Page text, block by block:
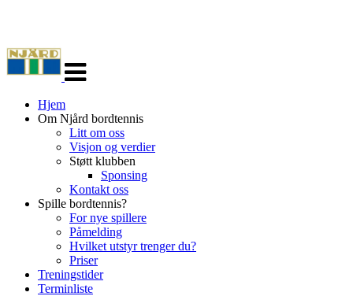
navigasjon
Hjem
Om Njård bordtennis
Litt om oss
Visjon og verdier
Støtt klubben
Sponsing
Kontakt oss
Spille bordtennis?
For nye spillere
Påmelding
Hvilket utstyr trenger du?
Priser
Treningstider
Terminliste